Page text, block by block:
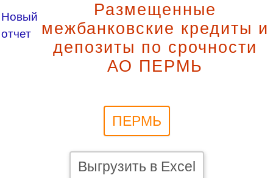
Новый
отчет
Размещенные
межбанковские кредиты и
депозиты по срочности
АО ПЕРМЬ
ПЕРМЬ
Выгрузить в Excel